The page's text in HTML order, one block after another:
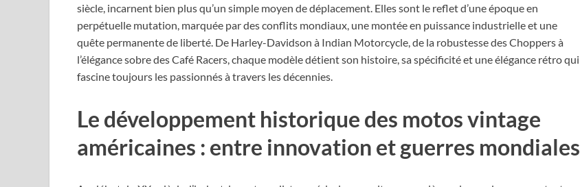
siècle, incarnent bien plus qu’un simple moyen de déplacement. Elles sont le reflet d’une époque en
perpétuelle mutation, marquée par des conflits mondiaux, une montée en puissance industrielle et une
quête permanente de liberté. De Harley-Davidson à Indian Motorcycle, de la robustesse des Choppers à
l’élégance sobre des Café Racers, chaque modèle détient son histoire, sa spécificité et une élégance rétro qui
fascine toujours les passionnés à travers les décennies.
Le développement historique des motos vintage
américaines : entre innovation et guerres mondiales